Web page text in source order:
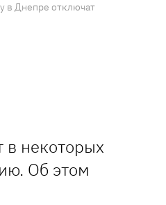
в Днепре отключат
в некоторых
Об этом